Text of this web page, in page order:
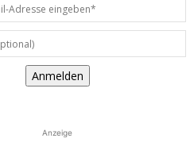
Anmelden
Anzeige